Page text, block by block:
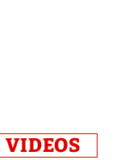
VIDEOS